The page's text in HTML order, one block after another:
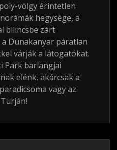
völgy érintetlen
hegysége, a
bilincsbe zárt
Dunakanyar páratlan
várják a látogatókat.
Park barlangjai
elénk, akárcsak a
vagy az